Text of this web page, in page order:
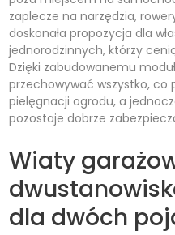
zaplecze na narzędzia,
doskonała propozycja dla
jednorodzinnych, którzy
Dzięki zabudowanemu
przechowywać wszystko, co
pielęgnacji ogrodu, a
pozostaje dobrze
Wiaty
dla dwóch